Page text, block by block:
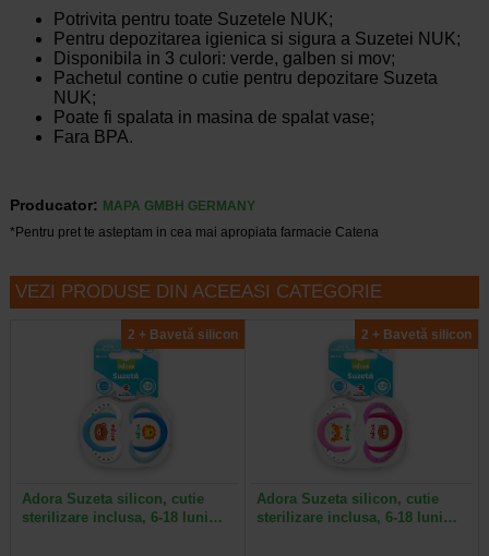
Potrivita pentru toate Suzetele NUK;
Pentru depozitarea igienica si sigura a Suzetei NUK;
Disponibila in 3 culori: verde, galben si mov;
Pachetul contine o cutie pentru depozitare Suzeta
NUK;
Poate fi spalata in masina de spalat vase;
Fara BPA.
Producator: MAPA GMBH GERMANY
*Pentru pret te asteptam in cea mai apropiata farmacie Catena
VEZI PRODUSE DIN ACEEASI CATEGORIE
2 + Bavetă silicon
Adora Suzeta silicon, cutie
sterilizare inclusa, 6-18 luni…
2 + Bavetă silicon
Adora Suzeta silicon, cutie
sterilizare inclusa, 6-18 luni…